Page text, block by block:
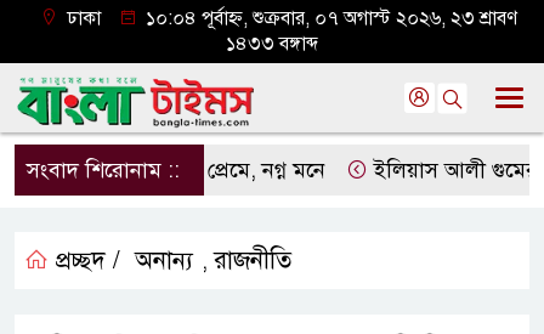
ঢাকা
১০:০৪ পূর্বাহ্ন, শুক্রবার, ০৭ অগাস্ট ২০২৬, ২৩ শ্রাবণ
১৪৩৩ বঙ্গাব্দ
সংবাদ শিরোনাম ::নগ্ন প্রেমে, নগ্ন মনে ইলিয়াস আলী গুমের ঘটনা
প্রচ্ছদ / অনান্য ,রাজনীতি